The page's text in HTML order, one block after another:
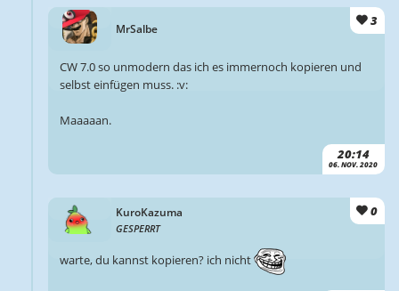
MrSalbe
3
20:14
06. NOV. 2020
CW 7.0 so unmodern das ich es immernoch kopieren und
selbst einfügen muss. :v:
Maaaaan.
KuroKazuma
GESPERRT
0
warte, du kannst kopieren? ich nicht